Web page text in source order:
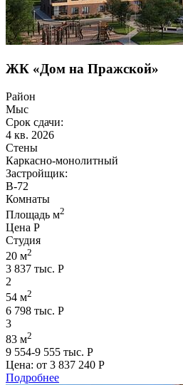
ЖК «Дом на Пражской»
Район
Мыс
Срок сдачи:
4 кв. 2026
Стены
Каркасно-монолитный
Застройщик:
B-72
Комнаты
Площадь м2
Цена Р
Студия
20 м2
3 837 тыс. Р
2
54 м2
6 798 тыс. Р
3
83 м2
9 554-9 555 тыс. Р
Цена: от 3 837 240 Р
Подробнее